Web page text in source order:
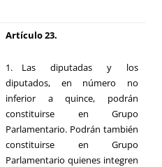
Artículo 23.
1. Las diputadas y los
diputados, en número no
inferior a quince, podrán
constituirse en Grupo
Parlamentario. Podrán también
constituirse en Grupo
Parlamentario quienes integren